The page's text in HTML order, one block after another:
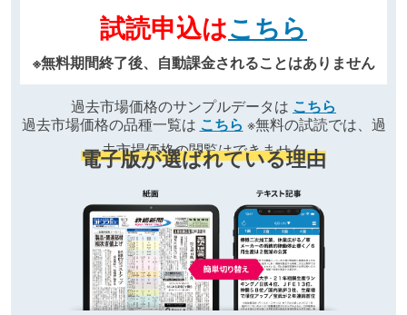
試読申込はこちら
※無料期間終了後、自動課金されることはありません
過去市場価格のサンプルデータは こちら
過去市場価格の品種一覧は こちら ※無料の試読では、過
去市場価格の閲覧はできません
電子版が選ばれている理由